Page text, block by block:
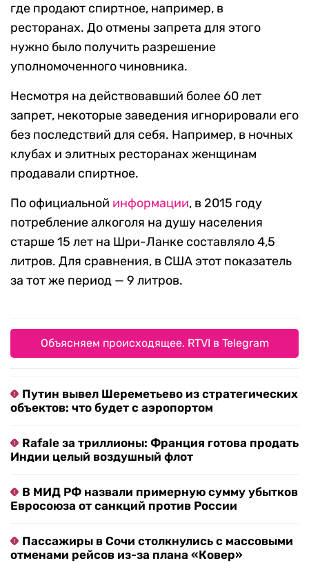
где продают спиртное, например, в
ресторанах. До отмены запрета для этого
нужно было получить разрешение
уполномоченного чиновника.
Несмотря на действовавший более 60 лет
запрет, некоторые заведения игнорировали его
без последствий для себя. Например, в ночных
клубах и элитных ресторанах женщинам
продавали спиртное.
По официальной информации, в 2015 году
потребление алкоголя на душу населения
старше 15 лет на Шри-Ланке составляло 4,5
литров. Для сравнения, в США этот показатель
за тот же период — 9 литров.
Объясняем происходящее. RTVI в Telegram
Путин вывел Шереметьево из стратегических
объектов: что будет с аэропортом
Rafale за триллионы: Франция готова продать
Индии целый воздушный флот
В МИД РФ назвали примерную сумму убытков
Евросоюза от санкций против России
Пассажиры в Сочи столкнулись с массовыми
отменами рейсов из-за плана «Ковер»